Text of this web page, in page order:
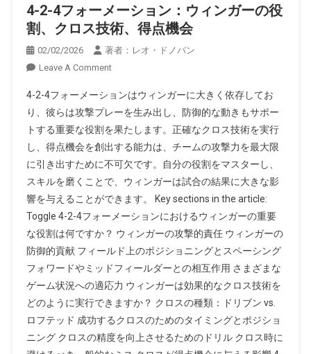
4-2-4フォーメーション：ウィンガーの役
割、クロス技術、得点機会
02/02/2026
著者：レオ・ドノバン
Leave A CommentOn
2-
4
フ
ォ
ー
メ
ー
シ
ウ
ィ
ン
ガ
ー
の
4-2-4フォーメーションはウィンガーに大きく依存してお
り、彼らは攻撃プレーを生み出し、防御的な動きもサポー
トする重要な役割を果たします。正確なクロス技術を実行
し、得点機会を創出する能力は、チームの攻撃力を最大限
に引き出すために不可欠です。自分の役割をマスターし、
スキルを磨くことで、ウィンガーは試合の結果に大きな影
響を与えることができます。 Key sections in the article:
Toggle 4-2-4フォーメーションにおけるウィンガーの重要
な役割は何ですか？ ウィンガーの攻撃的責任 ウィンガーの
防御的貢献 フィールド上のポジショニングとスペーシング
フォワードやミッドフィールダーとの相互作用 さまざまな
ゲーム状況への適応力 ウィンガーは効果的なクロス技術を
どのように実行できますか？ クロスの種類：ドリブン vs.
ロフテッド 成功するクロスのためのタイミングとポジショ
ニング クロスの精度を向上させるためのドリル クロス時に